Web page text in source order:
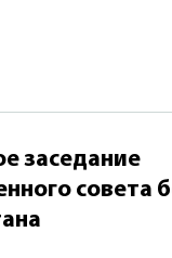
заседание
совета